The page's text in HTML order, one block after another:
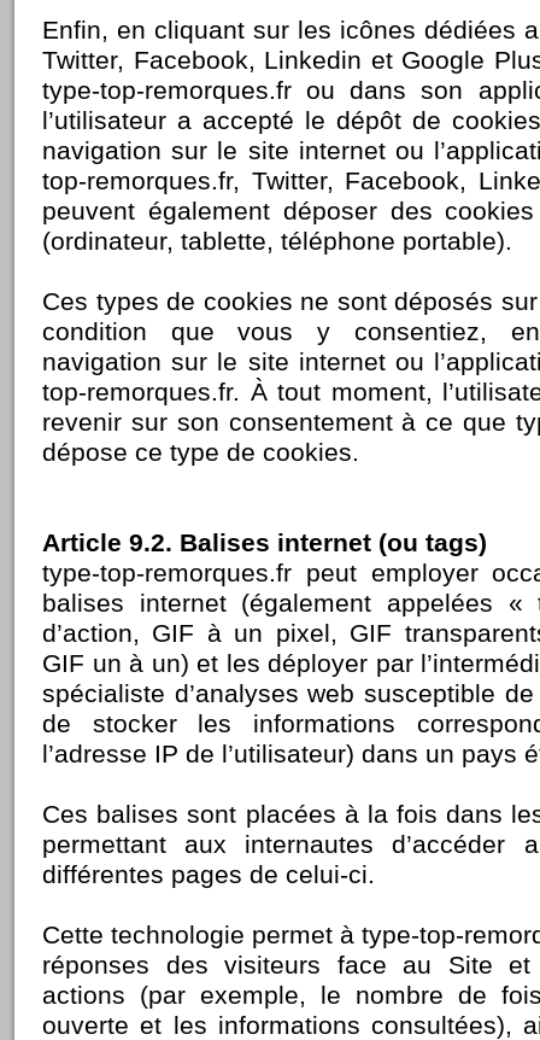
Enfin, en cliquant sur les icônes dédiées
Twitter, Facebook, Linkedin et Google
type-top-remorques.fr ou dans son
l’utilisateur a accepté le dépôt de
navigation sur le site internet ou
top-remorques.fr, Twitter, Facebook,
peuvent également déposer des
(ordinateur, tablette, téléphone portable).
Ces types de cookies ne sont déposés
condition que vous y consentiez,
navigation sur le site internet ou
top-remorques.fr. À tout moment,
revenir sur son consentement à ce que
dépose ce type de cookies.
Article 9.2. Balises internet (ou tags)
type-top-remorques.fr peut employer
balises internet (également appelées
d’action, GIF à un pixel, GIF
GIF un à un) et les déployer par
spécialiste d’analyses web susceptible
de stocker les informations
l’adresse IP de l’utilisateur) dans un pays
Ces balises sont placées à la fois dans
permettant aux internautes
différentes pages de celui-ci.
Cette technologie permet à type-top-
réponses des visiteurs face au Site et
actions (par exemple, le nombre de
ouverte et les informations consultées),